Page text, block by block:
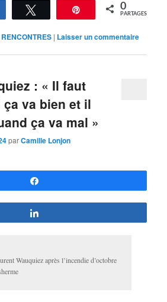
Partagez Tweetez Épingle 0
PARTAGES
| Laisser un commentaire
: « Il faut
va bien et il
ça va mal »
parCamille Lonjon
Wauquiez après l’incendie d’octobre